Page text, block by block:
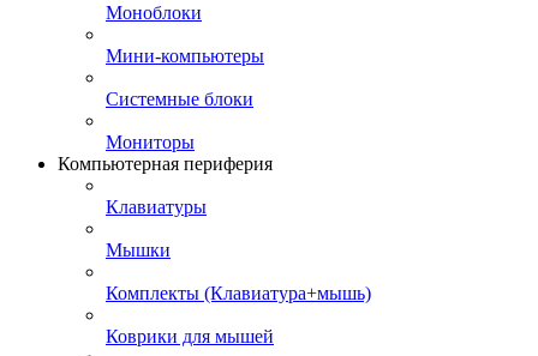
Моноблоки
Мини-компьютеры
Системные блоки
Мониторы
Компьютерная периферия
Клавиатуры
Мышки
Комплекты (Клавиатура+мышь)
Коврики для мышей